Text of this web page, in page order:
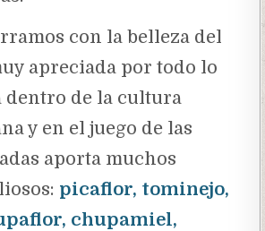
con la belleza del
apreciada por todo lo
dentro de la cultura
y en el juego de las
aporta muchos
picaflor, tominejo,
chupamiel,